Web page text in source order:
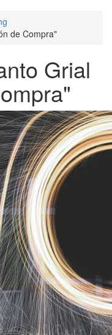
de Compra"
Grial